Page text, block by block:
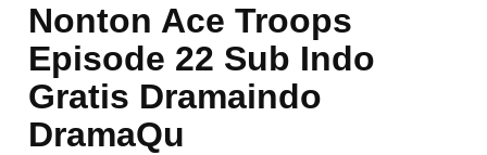
Nonton Ace Troops
Episode 22 Sub Indo
Gratis Dramaindo
DramaQu